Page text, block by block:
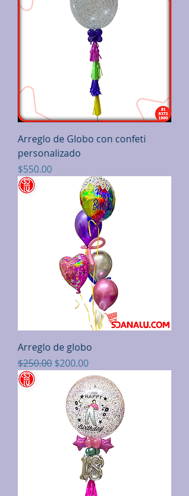
Arreglo de Globo con confeti
personalizado
Precio
$550.00
Arreglo de globo
Precio
$250.00 Precio de oferta
$200.00